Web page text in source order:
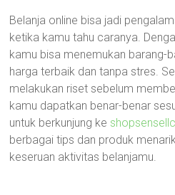
Belanja online bisa jadi
ketika kamu tahu caranya.
kamu bisa menemukan barang-
harga terbaik dan tanpa stres.
melakukan riset sebelum
kamu dapatkan benar-benar
untuk berkunjung ke shopsensellc
berbagai tips dan produk
keseruan aktivitas belanjamu.